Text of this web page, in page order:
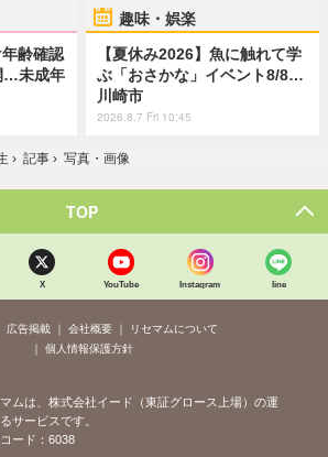
齢確認
…未成年
趣味・娯楽
【夏休み2026】魚に触れて学
ぶ「おさかな」イベント8/8…
川崎市
2026.8.7 Fri 10:45
› 記事 › 写真・画像
TOP
X YouTube Instagram line
広告掲載 会社概要
リセマムについて
個人情報保護方針
ムは、株式会社イード（東証グロース上場）の運
サービスです。
ード：6038